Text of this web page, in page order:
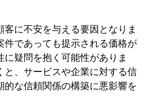
に不安を与える要因となりま
件であっても提示される価格が
疑問を抱く可能性がありま
と、サービスや企業に対する信
的な信頼関係の構築に悪影響を